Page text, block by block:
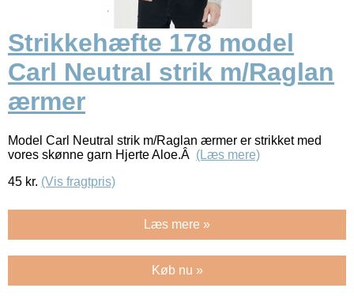
Strikkehæfte 178 model
Carl Neutral strik m/Raglan
ærmer
Model Carl Neutral strik m/Raglan ærmer er strikket med
vores skønne garn Hjerte Aloe.Â (Læs mere)
45 kr. (Vis fragtpris)
Læs mere »
Køb nu »